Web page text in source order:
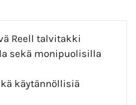
Reell talvitakki
sekä monipuolisilla
käytännöllisiä